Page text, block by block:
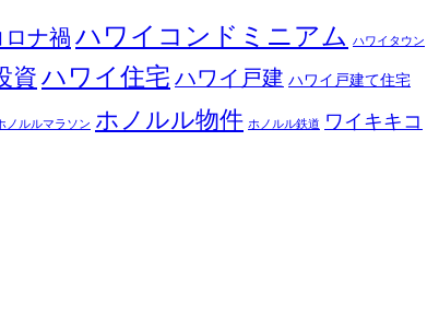
ナ禍 ハワイコンドミニアム ハワイタウン
資 ハワイ住宅 ハワイ戸建 ハワイ戸建て住宅
ノルルマラソン ホノルル物件 ホノルル鉄道 ワイキキコ